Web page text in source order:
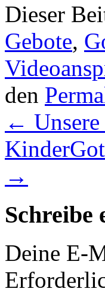
Dieser
Gebote,
den
←
→
Schreibe
Deine E-